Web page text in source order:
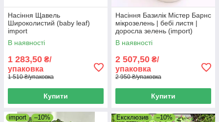
Насіння Щавель
Широколистий (baby leaf)
import
В наявності
1 283,50 ₴/
упаковка
1 510 ₴/упаковка
Купити
Насіння Базилік Містер Барнс
мікрозелень | бебі листя |
доросла зелень (import)
В наявності
2 507,50 ₴/
упаковка
2 950 ₴/упаковка
Купити
import –10% Ексклюзив –10%